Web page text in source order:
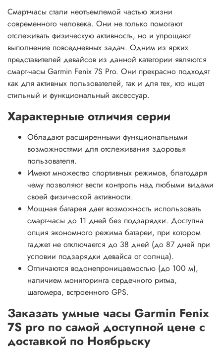
Смарт-часы стали неотъемлемой частью жизни
современного человека. Они не только помогают
отслеживать физическую активность, но и упрощают
выполнение повседневных задач. Одним из ярких
представителей девайсов из данной категории являются
смарт-часы Garmin Fenix 7S Pro. Они прекрасно подходят
как для активных пользователей, так и для тех, кто ищет
стильный и функциональный аксессуар.
Характерные отличия серии
Обладают расширенными функциональными
возможностями для отслеживания здоровья
пользователя.
Имеют множество спортивных режимов, благодаря
чему позволяют вести контроль над любыми видами
своей физической активности.
Мощная батарея дает возможность использовать
смарт-часы до 11 дней без подзарядки. Доступна
опция экономного режима батареи, при котором
гаджет не отключается до 38 дней (до 87 дней при
условии подзарядки девайса от солнца).
Отличаются водонепроницаемостью (до 100 м),
наличием мониторинга сердечного ритма,
шагомера, встроенного GPS.
Заказать умные часы Garmin Fenix
7S pro по самой доступной цене с
доставкой по Ноябрьску